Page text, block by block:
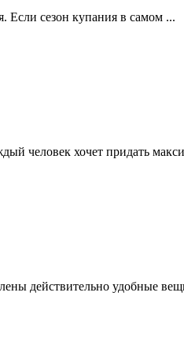
Если сезон купания в самом ...
человек хочет придать
действительно удобные